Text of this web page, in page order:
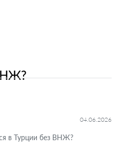
04.06.2026
в Турции без ВНЖ?